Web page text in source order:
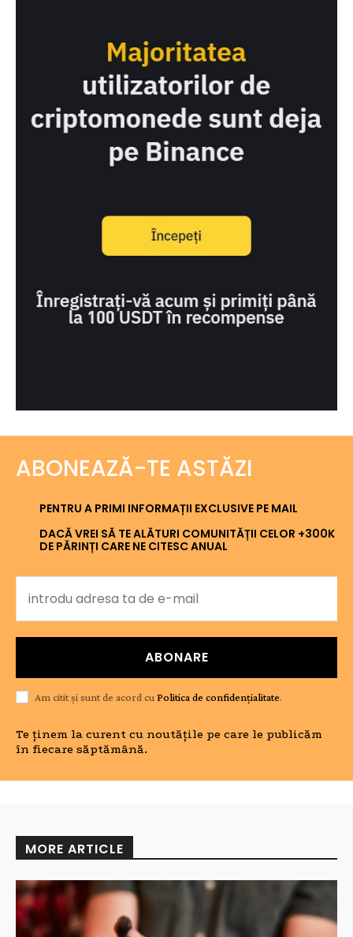
ABONEAZĂ-TE ASTĂZI
PENTRU A PRIMI INFORMAȚII EXCLUSIVE PE MAIL
DACĂ VREI SĂ TE ALĂTURI COMUNITĂȚII CELOR +300K
DE PĂRINȚI CARE NE CITESC ANUAL
ABONARE
Am citit și sunt de acord cu Politica de confidențialitate.
Te ținem la curent cu noutățile pe care le publicăm
în fiecare săptămână.
MORE ARTICLE